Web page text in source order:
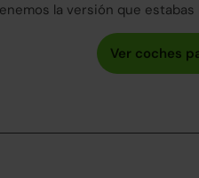
la versión que